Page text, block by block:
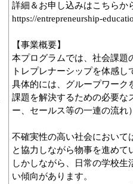
詳細＆お申し込みはこちらか
https://entrepreneurship-
【事業概要】
本プログラムでは、社会課題
トレプレナーシップを体感し
具体的には、グループワーク
課題を解決するための必要な
ー、セールス等の一連の流れ
不確実性の高い社会において
と協力しながら物事を進めて
しかしながら、日常の学校
い傾向があります。